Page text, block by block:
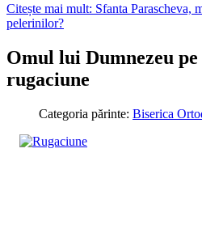
Citește mai mult: Sfanta Parascheva,
pelerinilor?
Omul lui Dumnezeu
rugaciune
Categoria părinte: Biserica